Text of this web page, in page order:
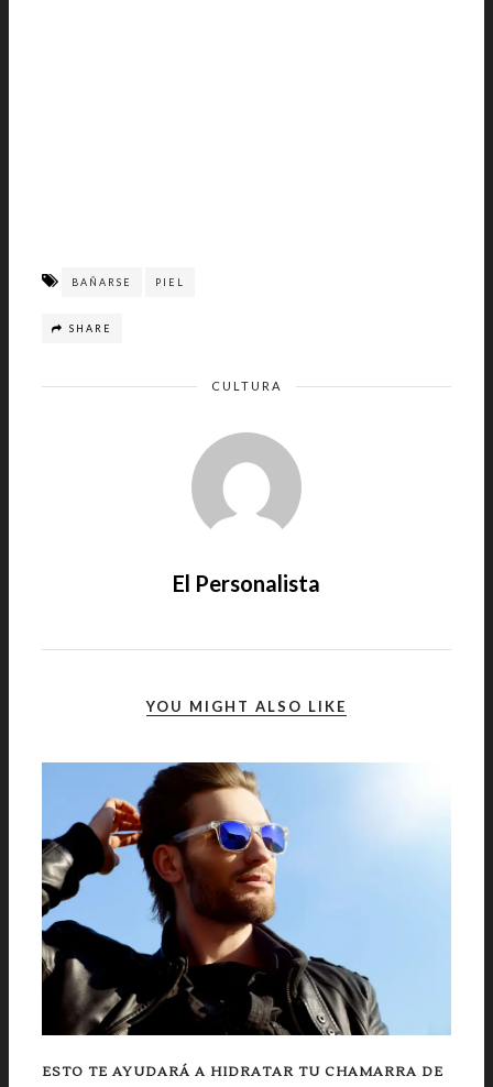
BAÑARSE PIEL
SHARE
CULTURA
El Personalista
YOU MIGHT ALSO LIKE
ESTO TE AYUDARÁ A HIDRATAR TU CHAMARRA DE